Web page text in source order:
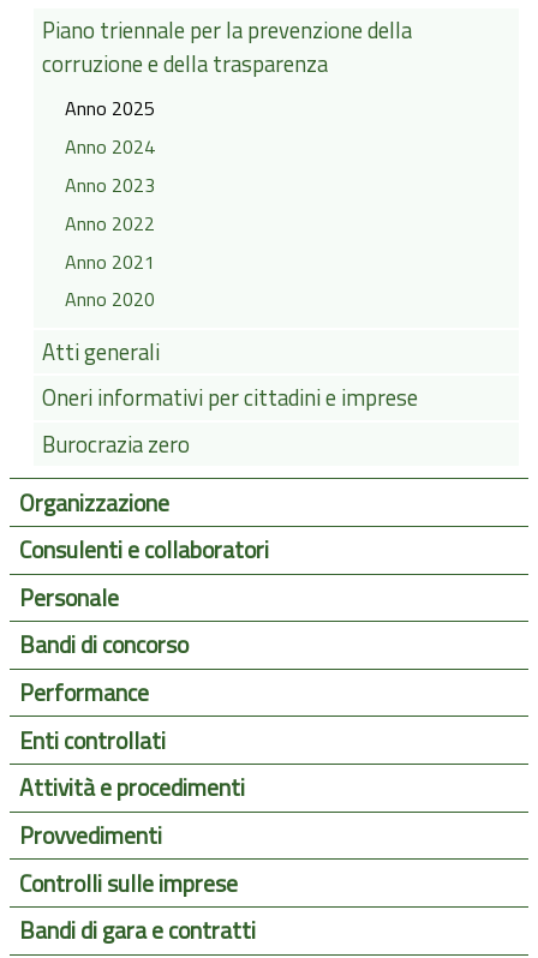
Piano triennale per la prevenzione della
corruzione e della trasparenza
Anno 2025
Anno 2024
Anno 2023
Anno 2022
Anno 2021
Anno 2020
Atti generali
Oneri informativi per cittadini e imprese
Burocrazia zero
Organizzazione
Consulenti e collaboratori
Personale
Bandi di concorso
Performance
Enti controllati
Attività e procedimenti
Provvedimenti
Controlli sulle imprese
Bandi di gara e contratti